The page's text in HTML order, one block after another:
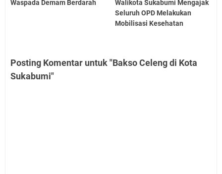
Waspada Demam Berdarah
Walikota Sukabumi Mengajak
Seluruh OPD Melakukan
Mobilisasi Kesehatan
Posting Komentar untuk "Bakso Celeng di Kota
Sukabumi"